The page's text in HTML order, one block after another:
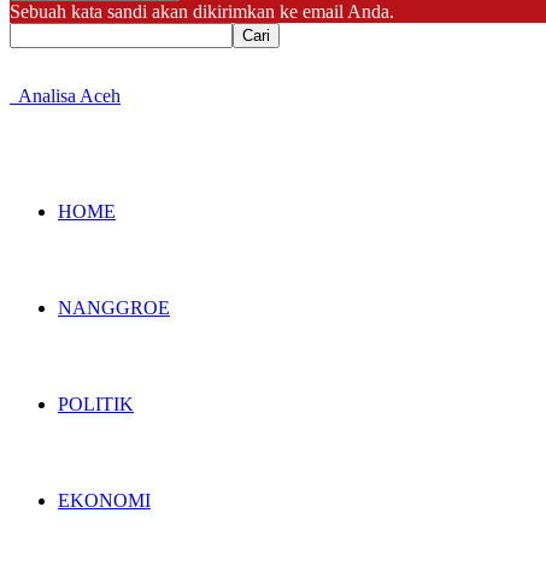
Sebuah kata sandi akan dikirimkan ke email Anda.
Analisa Aceh
HOME
NANGGROE
POLITIK
EKONOMI